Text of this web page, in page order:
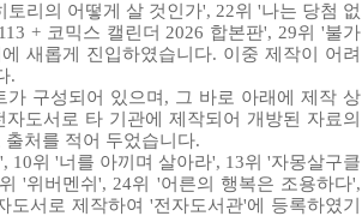
리의 어떻게 살 것인가', 22위 '나는 당첨 없
+ 코믹스 캘린더 2026 합본판', 29위 '불가
새롭게 진입하였습니다. 이중 제작이 어려
.
구성되어 있으며, 그 바로 아래에 제작 상
도서로 타 기관에 제작되어 개방된 자료의
처를 적어 두었습니다.
10위 '너를 아끼며 살아라', 13위 '자몽살구클
'위버멘쉬', 24위 '어른의 행복은 조용하다',
서로 제작하여 '전자도서관'에 등록하였기